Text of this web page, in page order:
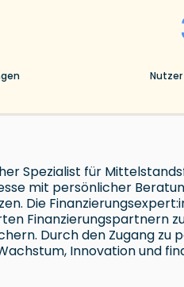
Spezialist für
mit persönlicher
Die
Finanzierungspartnern
Durch den Zugang zu
Innovation und